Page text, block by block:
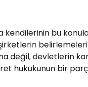
bu
değil, devletlerin
hukukunun bir